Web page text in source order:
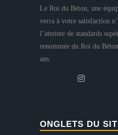
Le Roi du Béton, une
verra à votre satisfaction
l’atteinte de standards
renommée du Roi du
ans.
ONGLETS DU